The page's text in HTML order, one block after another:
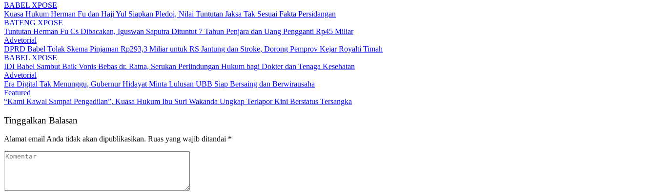
BABEL XPOSE
Kuasa Hukum Herman Fu dan Haji Yul Siapkan Pledoi, Nilai Tuntutan Jaksa Tak Sesuai Fakta Persidangan
BATENG XPOSE
Tuntutan Herman Fu Cs Dibacakan, Iguswan Saputra Dituntut 7 Tahun Penjara dan Uang Pengganti Rp45 Miliar
Advetorial
DPRD Babel Tolak Skema Pinjaman Rp293,3 Miliar untuk RS Jantung dan Stroke, Dorong Pemprov Kejar Royalti Timah
BABEL XPOSE
IDI Babel Sambut Baik Vonis Bebas dr. Ratna, Serukan Perlindungan Hukum bagi Dokter dan Tenaga Kesehatan
Advetorial
Era Digital Tak Menunggu, Gubernur Hidayat Minta Lulusan UBB Siap Bersaing dan Berwirausaha
Featured
“Kami Kawal Sampai Pengadilan”, Kuasa Hukum Ibu Suri Wakanda Ungkap Terlapor Kini Berstatus Tersangka
Tinggalkan Balasan
Alamat email Anda tidak akan dipublikasikan. Ruas yang wajib ditandai *